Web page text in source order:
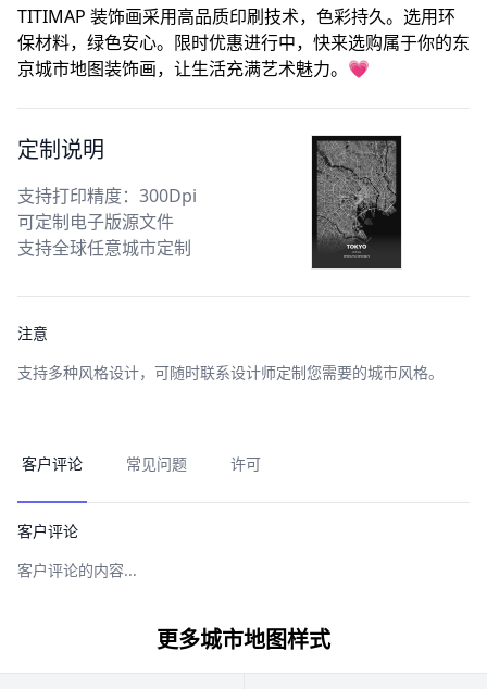
TITIMAP 装饰画采用高品质印刷技术，色彩持久。选用环
保材料，绿色安心。限时优惠进行中，快来选购属于你的东
京城市地图装饰画，让生活充满艺术魅力。💗
定制说明
支持打印精度：300Dpi
可定制电子版源文件
支持全球任意城市定制
注意
支持多种风格设计，可随时联系设计师定制您需要的城市风格。
客户评论 常见问题 许可
客户评论
客户评论的内容...
更多城市地图样式